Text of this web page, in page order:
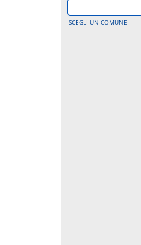
SCEGLI UN COMUNE